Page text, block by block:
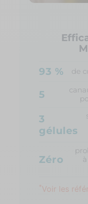
93 %
de
5
3
gélules
Zéro
* Voir les